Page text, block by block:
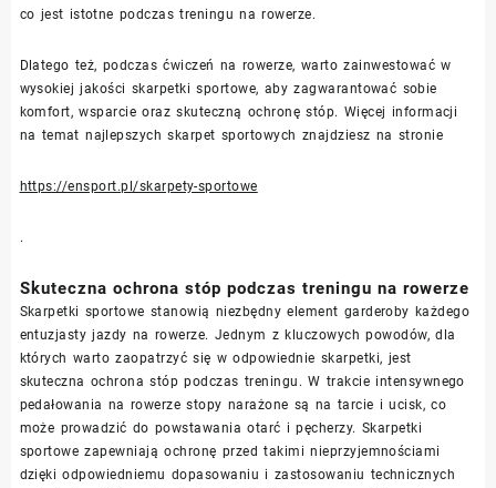
co jest istotne podczas treningu na rowerze.
Dlatego też, podczas ćwiczeń na rowerze, warto zainwestować w
wysokiej jakości skarpetki sportowe, aby zagwarantować sobie
komfort, wsparcie oraz skuteczną ochronę stóp. Więcej informacji
na temat najlepszych skarpet sportowych znajdziesz na stronie
https://ensport.pl/skarpety-sportowe
.
Skuteczna ochrona stóp podczas treningu na rowerze
Skarpetki sportowe stanowią niezbędny element garderoby każdego
entuzjasty jazdy na rowerze. Jednym z kluczowych powodów, dla
których warto zaopatrzyć się w odpowiednie skarpetki, jest
skuteczna ochrona stóp podczas treningu. W trakcie intensywnego
pedałowania na rowerze stopy narażone są na tarcie i ucisk, co
może prowadzić do powstawania otarć i pęcherzy. Skarpetki
sportowe zapewniają ochronę przed takimi nieprzyjemnościami
dzięki odpowiedniemu dopasowaniu i zastosowaniu technicznych